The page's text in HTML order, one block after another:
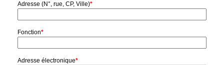
Adresse (N°, rue, CP, Ville)*
Fonction*
Adresse électronique*